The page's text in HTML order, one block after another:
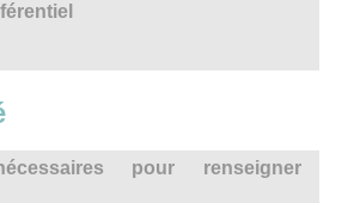
pour renseigner